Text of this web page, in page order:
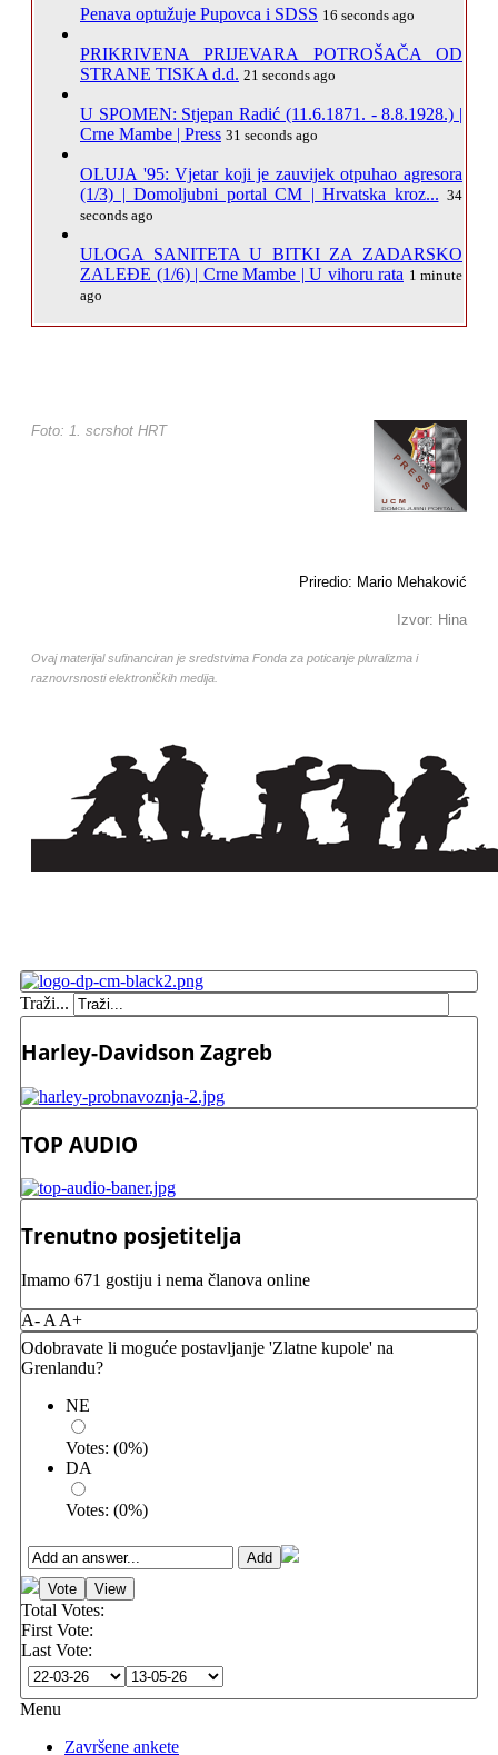
Penava optužuje Pupovca i SDSS 16 seconds ago
PRIKRIVENA PRIJEVARA POTROŠAČA OD
STRANE TISKA d.d. 21 seconds ago
U SPOMEN: Stjepan Radić (11.6.1871. - 8.8.1928.) |
Crne Mambe | Press 31 seconds ago
OLUJA '95: Vjetar koji je zauvijek otpuhao agresora
(1/3) | Domoljubni portal CM | Hrvatska kroz... 34
seconds ago
ULOGA SANITETA U BITKI ZA ZADARSKO
ZALEĐE (1/6) | Crne Mambe | U vihoru rata 1 minute
ago
Foto: 1. scrshot HRT
Priredio: Mario Mehaković
Izvor: Hina
Ovaj materijal sufinanciran je sredstvima Fonda za poticanje pluralizma i
raznovrsnosti elektroničkih medija.
Traži...
Harley-Davidson Zagreb
TOP AUDIO
Trenutno posjetitelja
Imamo 671 gostiju i nema članova online
A- A A+
Odobravate li moguće postavljanje 'Zlatne kupole' na
Grenlandu?
NE
Votes: (0%)
DA
Votes: (0%)
Total Votes:
First Vote:
Last Vote:
Menu
Završene ankete